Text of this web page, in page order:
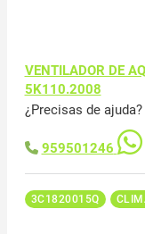
VENTILADOR DE
5K110.2008
¿Precisas de
959501246
3C1820015Q